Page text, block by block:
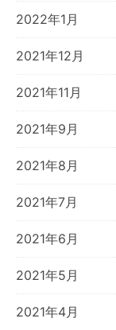
2022年1月
2021年12月
2021年11月
2021年9月
2021年8月
2021年7月
2021年6月
2021年5月
2021年4月